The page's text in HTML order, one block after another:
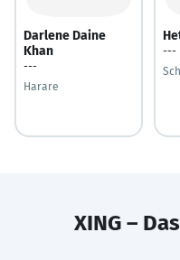
Darlene Daine
Khan
---
Harare
---
XING –